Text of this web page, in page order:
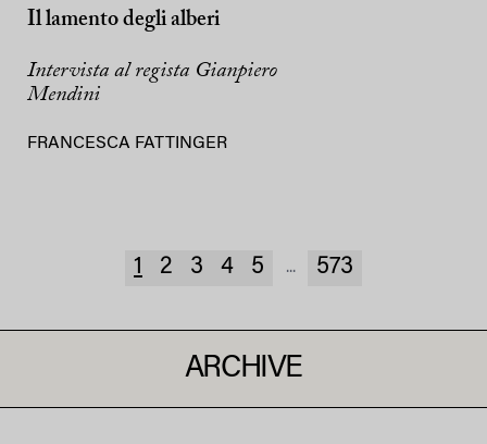
Il lamento degli alberi
Intervista al regista Gianpiero
Mendini
FRANCESCA FATTINGER
1 2 3 4 5 ... 573
ARCHIVE